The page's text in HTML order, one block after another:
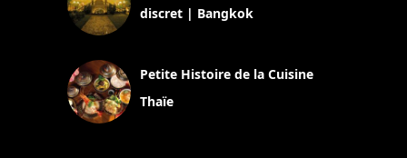
discret | Bangkok
Petite Histoire de la Cuisine
Thaïe